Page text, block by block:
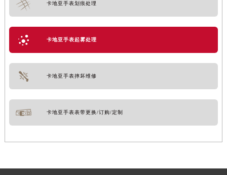
卡地亚手表划痕处理
卡地亚手表起雾处理
卡地亚手表摔坏维修
卡地亚手表表带更换/订购/定制